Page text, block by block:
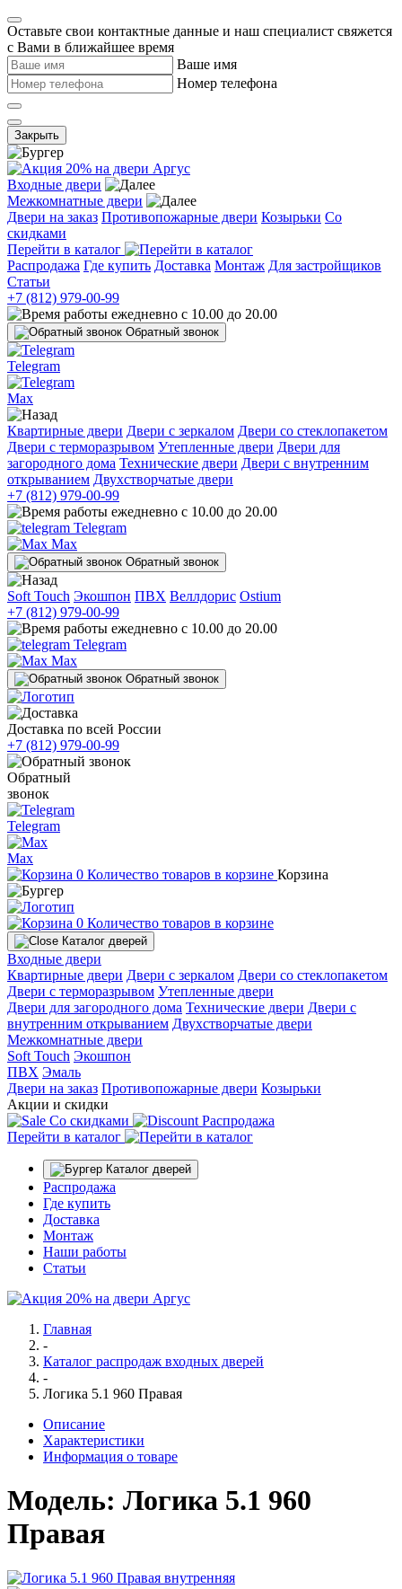
Оставьте свои контактные данные и наш специалист свяжется
с Вами в ближайшее время
Ваше имя
Номер телефона
Закрыть
Входные двери
Межкомнатные двери
Двери на заказ Противопожарные двери Козырьки Со
скидками
Перейти в каталог
Распродажа Где купить Доставка Монтаж Для застройщиков
Статьи
+7 (812) 979-00-99
ежедневно с 10.00 до 20.00
Обратный звонок
Telegram
Max
Квартирные двери Двери с зеркалом Двери со стеклопакетом
Двери с терморазрывом Утепленные двери Двери для
загородного дома Технические двери Двери с внутренним
открыванием Двухстворчатые двери
+7 (812) 979-00-99
ежедневно с 10.00 до 20.00
Telegram
Max
Обратный звонок
Soft Touch Экошпон ПВХ Веллдорис Ostium
+7 (812) 979-00-99
ежедневно с 10.00 до 20.00
Telegram
Max
Обратный звонок
Доставка по всей России
+7 (812) 979-00-99
Обратный
звонок
Telegram
Max
0 Количество товаров в корзине Корзина
0 Количество товаров в корзине
Каталог дверей
Входные двери
Квартирные двери Двери с зеркалом Двери со стеклопакетом
Двери с терморазрывом Утепленные двери
Двери для загородного дома Технические двери Двери с
внутренним открыванием Двухстворчатые двери
Межкомнатные двери
Soft Touch Экошпон
ПВХ Эмаль
Двери на заказ Противопожарные двери Козырьки
Акции и скидки
Со скидками
Распродажа
Перейти в каталог
Каталог дверей
Распродажа
Где купить
Доставка
Монтаж
Наши работы
Статьи
Главная
-
Каталог распродаж входных дверей
-
Логика 5.1 960 Правая
Описание
Характеристики
Информация о товаре
Модель: Логика 5.1 960
Правая